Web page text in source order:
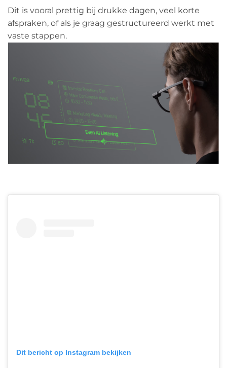
Dit is vooral prettig bij drukke dagen, veel korte
afspraken, of als je graag gestructureerd werkt met
vaste stappen.
Dit bericht op Instagram bekijken